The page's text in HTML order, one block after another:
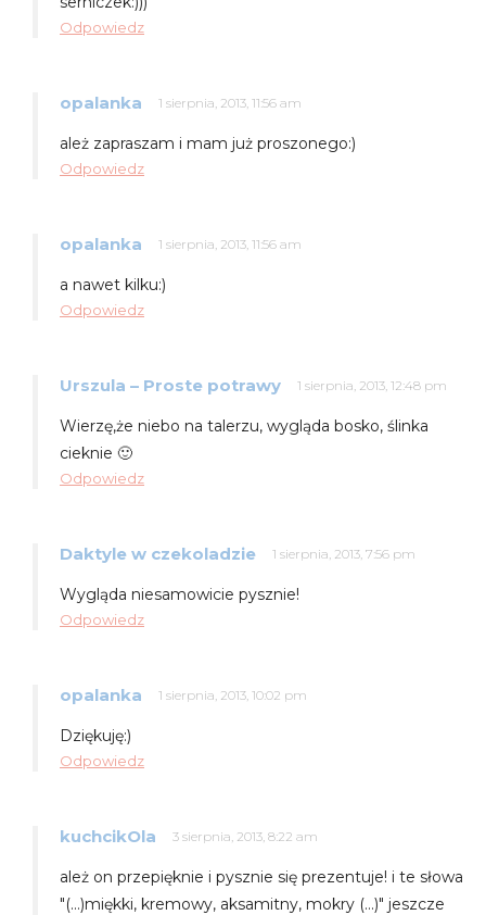
Odpowiedz
opalanka 1 sierpnia, 2013, 11:56 am
ależ zapraszam i mam już proszonego:)
Odpowiedz
opalanka 1 sierpnia, 2013, 11:56 am
a nawet kilku:)
Odpowiedz
Urszula – Proste potrawy 1 sierpnia, 2013, 12:48 pm
Wierzę,że niebo na talerzu, wygląda bosko, ślinka
cieknie 🙂
Odpowiedz
Daktyle w czekoladzie 1 sierpnia, 2013, 7:56 pm
Wygląda niesamowicie pysznie!
Odpowiedz
opalanka 1 sierpnia, 2013, 10:02 pm
Dziękuję:)
Odpowiedz
kuchcikOla 3 sierpnia, 2013, 8:22 am
ależ on przepięknie i pysznie się prezentuje! i te słowa
"(…)miękki, kremowy, aksamitny, mokry (…)" jeszcze